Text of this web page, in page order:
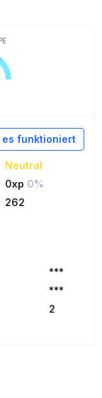
es funktioniert
Neutral
0xp 0%
262
***
***
2